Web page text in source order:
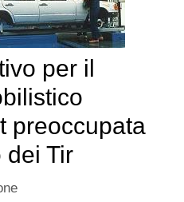
per il
preoccupata
dei Tir